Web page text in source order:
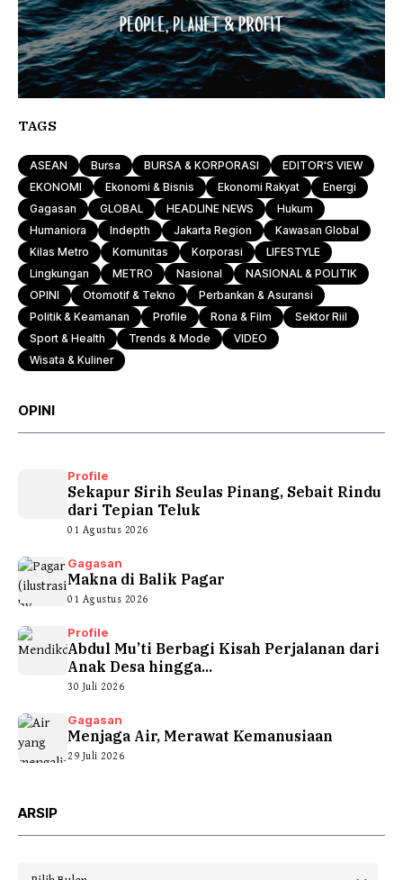
TAGS
ASEAN Bursa BURSA & KORPORASI
EDITOR'S VIEW
EKONOMI
Ekonomi & Bisnis Ekonomi Rakyat
Energi
Gagasan
GLOBAL HEADLINE NEWS
Hukum
Humaniora
Indepth Jakarta Region
Kawasan Global
Kilas Metro
Komunitas Korporasi
LIFESTYLE
Lingkungan
METRO Nasional
NASIONAL & POLITIK
OPINI
Otomotif & Tekno
Perbankan & Asuransi
Politik & Keamanan
Profile Rona & Film
Sektor Riil
Sport & Health
Trends & Mode
VIDEO
Wisata & Kuliner
OPINI
Profile
Sekapur Sirih Seulas Pinang, Sebait Rindu
dari Tepian Teluk
01 Agustus 2026
Gagasan
Makna di Balik Pagar
01 Agustus 2026
Profile
Abdul Mu’ti Berbagi Kisah Perjalanan dari
Anak Desa hingga...
30 Juli 2026
Gagasan
Menjaga Air, Merawat Kemanusiaan
29 Juli 2026
ARSIP
Arsip